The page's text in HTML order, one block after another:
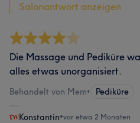
Salonantwort anzeigen
Die Massage und Pediküre
alles etwas unorganisiert.
Behandelt von Mem• Pediküre
Konstantin•vor etwa 2 Monaten